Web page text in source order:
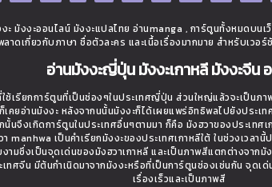
ะ มังงะออนไลน์ มังงะแปลไทย อ่านmanga , การ์ตูนทั้งหมดบน
าดเกี่ยวกับภาษา ชื่อตัวละคร และเนื้อเรื่องมากมาย สำหรับเวอ
อ่านมังงะญี่ปุ่น มังงะเกาหลี มังงะจีน
ช้เรียกการ์ตูนที่เป็นช่องๆในประเทศญี่ปุ่น ส่วนใหญ่แล้วจะเป็นภา
คยอ่านมังงะ หลังจากนนั้นมังงะก็ได้เผยแพร่อิทธิพลไปยังประเท
นจึงเกิดการ์ตูนในประเทศอื่นๆตามมา ก็คือ มังฮวาของประเทศ
manhwa เป็นคำเรียกมังงะของประเทศเกาหลีใต้ ในช่วงเวลา
งามซึ่งเป็นจุดเด่นของมังฮวาเกาหลี และเป็นภาพสีแตกต่างจาก
ทศจีน มีต้นกำเนิดมาจากมังงะหรือที่เป็นการ์ตูนช่องเช่นกัน จุดเ
เรื่องเร็วและเป็นภาพสี